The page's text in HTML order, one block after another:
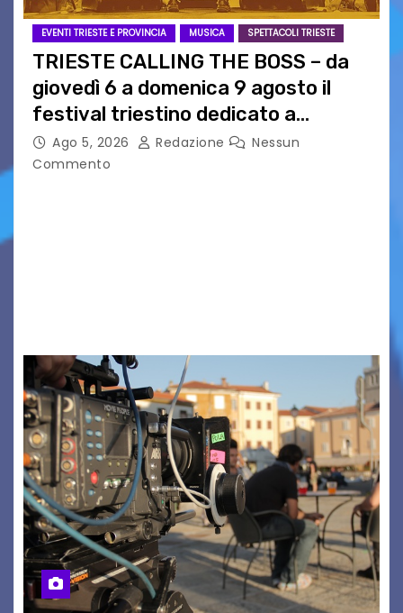
EVENTI TRIESTE E PROVINCIA MUSICA SPETTACOLI TRIESTE
TRIESTE CALLING THE BOSS – da
giovedì 6 a domenica 9 agosto il
festival triestino dedicato a
Springsteen
Ago 5, 2026 Redazione
Nessun
Commento